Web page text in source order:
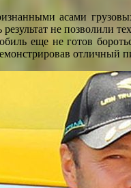
асами
не позволили
еще не готов
отличный